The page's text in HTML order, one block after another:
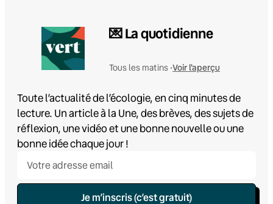
💌 La quotidienne
Tous les matins •Voir l'aperçu
Toute l’actualité de l’écologie, en cinq minutes de
lecture. Un article à la Une, des brèves, des sujets de
réflexion, une vidéo et une bonne nouvelle ou une
bonne idée chaque jour !
Je m’inscris (c’est gratuit)